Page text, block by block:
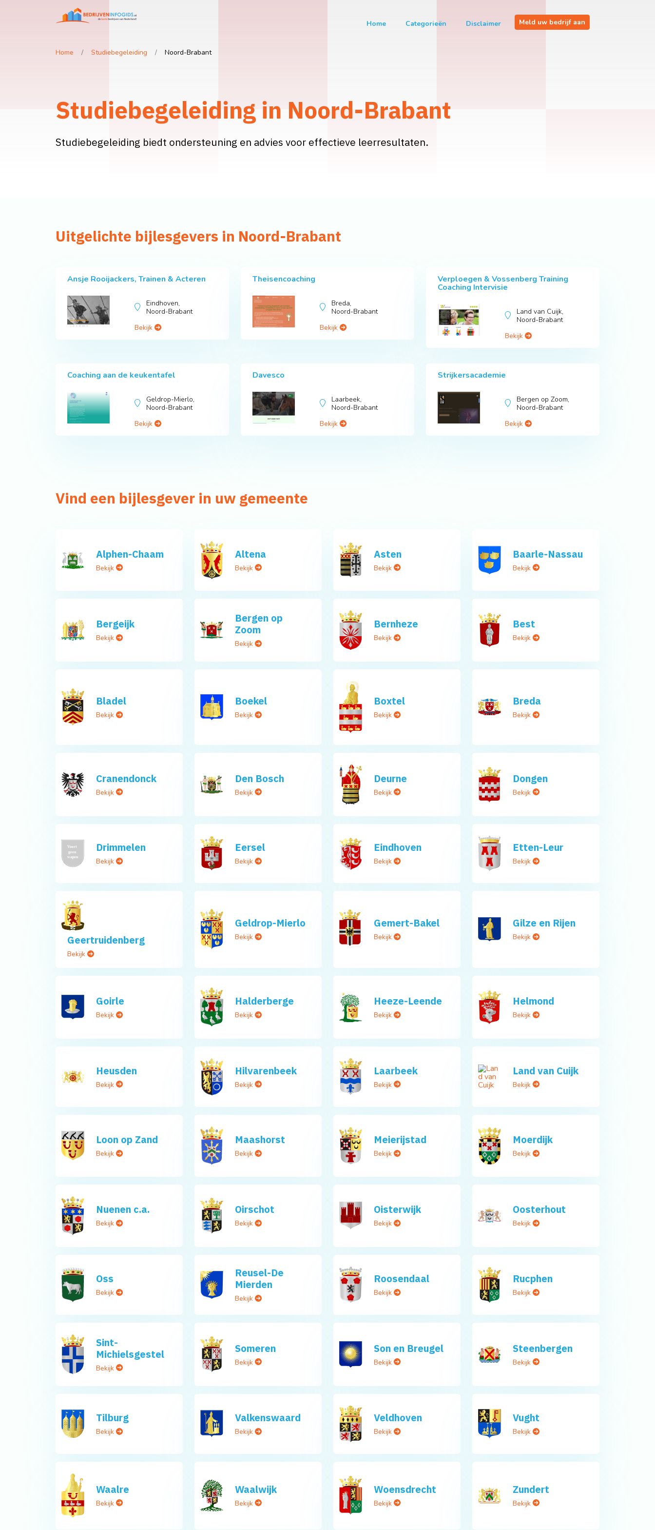
Home Categorieën Disclaimer Meld uw bedrijf aan
Home Studiebegeleiding Noord-Brabant
Studiebegeleiding in Noord-Brabant
Studiebegeleiding biedt ondersteuning en advies voor effectieve leerresultaten.
Uitgelichte bijlesgevers in Noord-Brabant
Ansje Rooijackers, Trainen & Acteren
Eindhoven,
Noord-Brabant
Bekijk
Theisencoaching
Breda,
Noord-Brabant
Bekijk
Verploegen & Vossenberg Training
Coaching Intervisie
Land van Cuijk,
Noord-Brabant
Bekijk
Coaching aan de keukentafel
Geldrop-Mierlo,
Noord-Brabant
Bekijk
Davesco
Laarbeek,
Noord-Brabant
Bekijk
Strijkersacademie
Bergen op Zoom,
Noord-Brabant
Bekijk
Vind een bijlesgever in uw gemeente
Alphen-Chaam
Bekijk
Altena
Bekijk
Asten
Bekijk
Baarle-Nassau
Bekijk
Bergeijk
Bekijk
Bergen op
Zoom
Bekijk
Bernheze
Bekijk
Best
Bekijk
Bladel
Bekijk
Boekel
Bekijk
Boxtel
Bekijk
Breda
Bekijk
Cranendonck
Bekijk
Den Bosch
Bekijk
Deurne
Bekijk
Dongen
Bekijk
Drimmelen
Bekijk
Eersel
Bekijk
Eindhoven
Bekijk
Etten-Leur
Bekijk
Geertruidenberg
Bekijk
Geldrop-Mierlo
Bekijk
Gemert-Bakel
Bekijk
Gilze en Rijen
Bekijk
Goirle
Bekijk
Halderberge
Bekijk
Heeze-Leende
Bekijk
Helmond
Bekijk
Heusden
Bekijk
Hilvarenbeek
Bekijk
Laarbeek
Bekijk
Land van Cuijk
Bekijk
Loon op Zand
Bekijk
Maashorst
Bekijk
Meierijstad
Bekijk
Moerdijk
Bekijk
Nuenen c.a.
Bekijk
Oirschot
Bekijk
Oisterwijk
Bekijk
Oosterhout
Bekijk
Oss
Bekijk
Reusel-De
Mierden
Bekijk
Roosendaal
Bekijk
Rucphen
Bekijk
Sint-
Michielsgestel
Bekijk
Someren
Bekijk
Son en Breugel
Bekijk
Steenbergen
Bekijk
Tilburg
Bekijk
Valkenswaard
Bekijk
Veldhoven
Bekijk
Vught
Bekijk
Waalre
Bekijk
Waalwijk
Bekijk
Woensdrecht
Bekijk
Zundert
Bekijk